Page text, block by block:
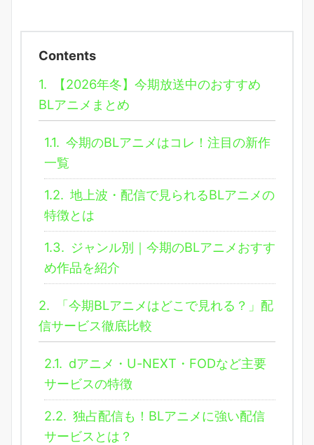
Contents
1.
【2026年冬】今期放送中のおすすめ
BLアニメまとめ
1.1. 今期のBLアニメはコレ！注目の新作
一覧
1.2. 地上波・配信で見られるBLアニメの
特徴とは
1.3. ジャンル別｜今期のBLアニメおすす
め作品を紹介
2.
「今期BLアニメはどこで見れる？」配
信サービス徹底比較
2.1. dアニメ・U-NEXT・FODなど主要
サービスの特徴
2.2. 独占配信も！BLアニメに強い配信
サービスとは？